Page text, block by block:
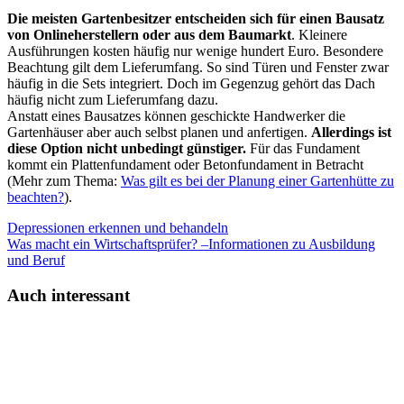
Die meisten Gartenbesitzer entscheiden sich für einen Bausatz
von Onlineherstellern oder aus dem Baumarkt. Kleinere
Ausführungen kosten häufig nur wenige hundert Euro. Besondere
Beachtung gilt dem Lieferumfang. So sind Türen und Fenster zwar
häufig in die Sets integriert. Doch im Gegenzug gehört das Dach
häufig nicht zum Lieferumfang dazu.
Anstatt eines Bausatzes können geschickte Handwerker die
Gartenhäuser aber auch selbst planen und anfertigen. Allerdings ist
diese Option nicht unbedingt günstiger. Für das Fundament
kommt ein Plattenfundament oder Betonfundament in Betracht
(Mehr zum Thema: Was gilt es bei der Planung einer Gartenhütte zu
beachten?).
Depressionen erkennen und behandeln
Was macht ein Wirtschaftsprüfer? –Informationen zu Ausbildung
und Beruf
Auch interessant